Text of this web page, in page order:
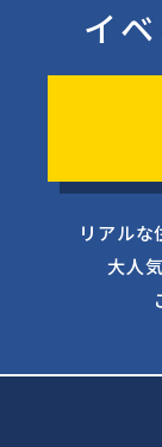
イ
リアルな
大人